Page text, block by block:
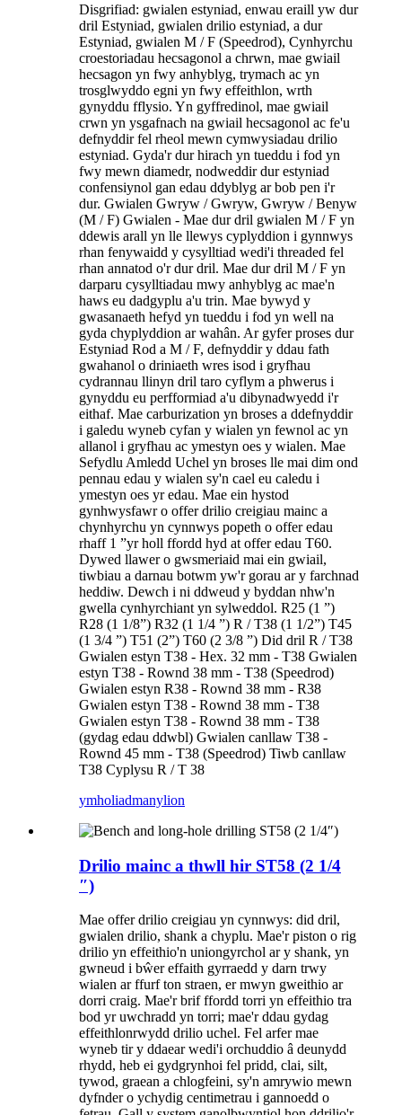
Disgrifiad: gwialen estyniad, enwau eraill yw dur
dril Estyniad, gwialen drilio estyniad, a dur
Estyniad, gwialen M / F (Speedrod), Cynhyrchu
croestoriadau hecsagonol a chrwn, mae gwiail
hecsagon yn fwy anhyblyg, trymach ac yn
trosglwyddo egni yn fwy effeithlon, wrth
gynyddu fflysio. Yn gyffredinol, mae gwiail
crwn yn ysgafnach na gwiail hecsagonol ac fe'u
defnyddir fel rheol mewn cymwysiadau drilio
estyniad. Gyda'r dur hirach yn tueddu i fod yn
fwy mewn diamedr, nodweddir dur estyniad
confensiynol gan edau ddyblyg ar bob pen i'r
dur. Gwialen Gwryw / Gwryw, Gwryw / Benyw
(M / F) Gwialen - Mae dur dril gwialen M / F yn
ddewis arall yn lle llewys cyplyddion i gynnwys
rhan fenywaidd y cysylltiad wedi'i threaded fel
rhan annatod o'r dur dril. Mae dur dril M / F yn
darparu cysylltiadau mwy anhyblyg ac mae'n
haws eu dadgyplu a'u trin. Mae bywyd y
gwasanaeth hefyd yn tueddu i fod yn well na
gyda chyplyddion ar wahân. Ar gyfer proses dur
Estyniad Rod a M / F, defnyddir y ddau fath
gwahanol o driniaeth wres isod i gryfhau
cydrannau llinyn dril taro cyflym a phwerus i
gynyddu eu perfformiad a'u dibynadwyedd i'r
eithaf. Mae carburization yn broses a ddefnyddir
i galedu wyneb cyfan y wialen yn fewnol ac yn
allanol i gryfhau ac ymestyn oes y wialen. Mae
Sefydlu Amledd Uchel yn broses lle mai dim ond
pennau edau y wialen sy'n cael eu caledu i
ymestyn oes yr edau. Mae ein hystod
gynhwysfawr o offer drilio creigiau mainc a
chynhyrchu yn cynnwys popeth o offer edau
rhaff 1 ”yr holl ffordd hyd at offer edau T60.
Dywed llawer o gwsmeriaid mai ein gwiail,
tiwbiau a darnau botwm yw'r gorau ar y farchnad
heddiw. Dewch i ni ddweud y byddan nhw'n
gwella cynhyrchiant yn sylweddol. R25 (1 ”)
R28 (1 1/8”) R32 (1 1/4 ”) R / T38 (1 1/2”) T45
(1 3/4 ”) T51 (2”) T60 (2 3/8 ”) Did dril R / T38
Gwialen estyn T38 - Hex. 32 mm - T38 Gwialen
estyn T38 - Rownd 38 mm - T38 (Speedrod)
Gwialen estyn R38 - Rownd 38 mm - R38
Gwialen estyn T38 - Rownd 38 mm - T38
Gwialen estyn T38 - Rownd 38 mm - T38
(gydag edau ddwbl) Gwialen canllaw T38 -
Rownd 45 mm - T38 (Speedrod) Tiwb canllaw
T38 Cyplysu R / T 38
ymholiadmanylion
Drilio mainc a thwll hir ST58 (2 1/4
″)
Mae offer drilio creigiau yn cynnwys: did dril,
gwialen drilio, shank a chyplu. Mae'r piston o rig
drilio yn effeithio'n uniongyrchol ar y shank, yn
gwneud i bŵer effaith gyrraedd y darn trwy
wialen ar ffurf ton straen, er mwyn gweithio ar
dorri craig. Mae'r brif ffordd torri yn effeithio tra
bod yr uwchradd yn torri; mae'r ddau gydag
effeithlonrwydd drilio uchel. Fel arfer mae
wyneb tir y ddaear wedi'i orchuddio â deunydd
rhydd, heb ei gydgrynhoi fel pridd, clai, silt,
tywod, graean a chlogfeini, sy'n amrywio mewn
dyfnder o ychydig centimetrau i gannoedd o